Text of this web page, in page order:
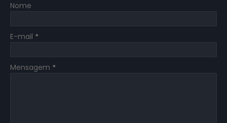
Nome
E-mail *
Mensagem *